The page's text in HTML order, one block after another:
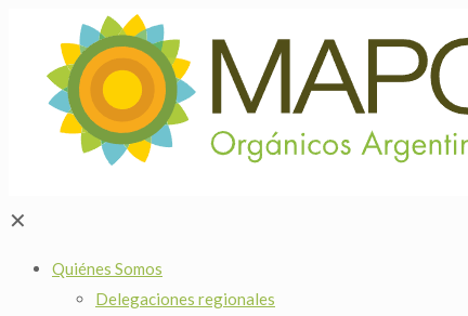
✕
Quiénes Somos
Delegaciones regionales